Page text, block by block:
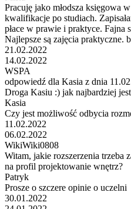
Pracuję jako młodsza księgowa
kwalifikacje po studiach.
płace w prawie i praktyce. Fajna
Najlepsze są zajęcia praktyczne.
21.02.2022
14.02.2022
WSPA
odpowiedź dla Kasia z dnia
Droga Kasiu :) jak najbardziej
Kasia
Czy jest możliwość odbycia
11.02.2022
06.02.2022
WikiWiki0808
Witam, jakie rozszerzenia trzeba
na profil projektowanie wnętrz?
Patryk
Prosze o szczere opinie o uczelni
30.01.2022